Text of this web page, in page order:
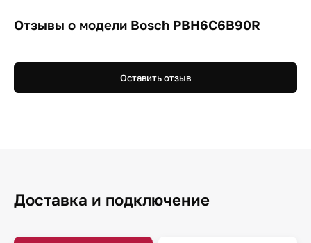
Отзывы о модели Bosch PBH6C6B90R
Оставить отзыв
Доставка и подключение